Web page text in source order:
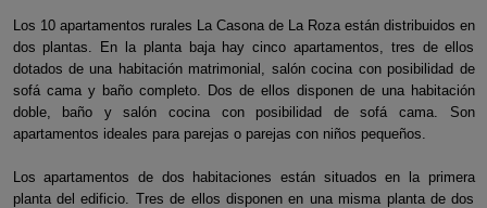
Los 10 apartamentos rurales La Casona de La Roza están distribuidos en
dos plantas. En la planta baja hay cinco apartamentos, tres de ellos
dotados de una habitación matrimonial, salón cocina con posibilidad de
sofá cama y baño completo. Dos de ellos disponen de una habitación
doble, baño y salón cocina con posibilidad de sofá cama. Son
apartamentos ideales para parejas o parejas con niños pequeños.
Los apartamentos de dos habitaciones están situados en la primera
planta del edificio. Tres de ellos disponen en una misma planta de dos